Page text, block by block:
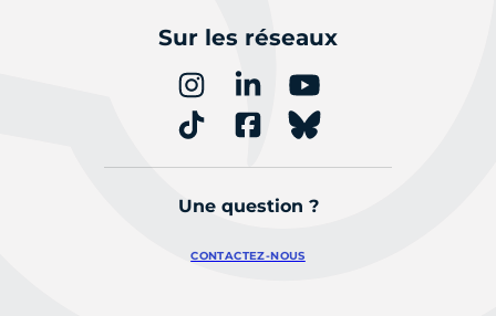
Sur les réseaux
Une question ?
CONTACTEZ-NOUS